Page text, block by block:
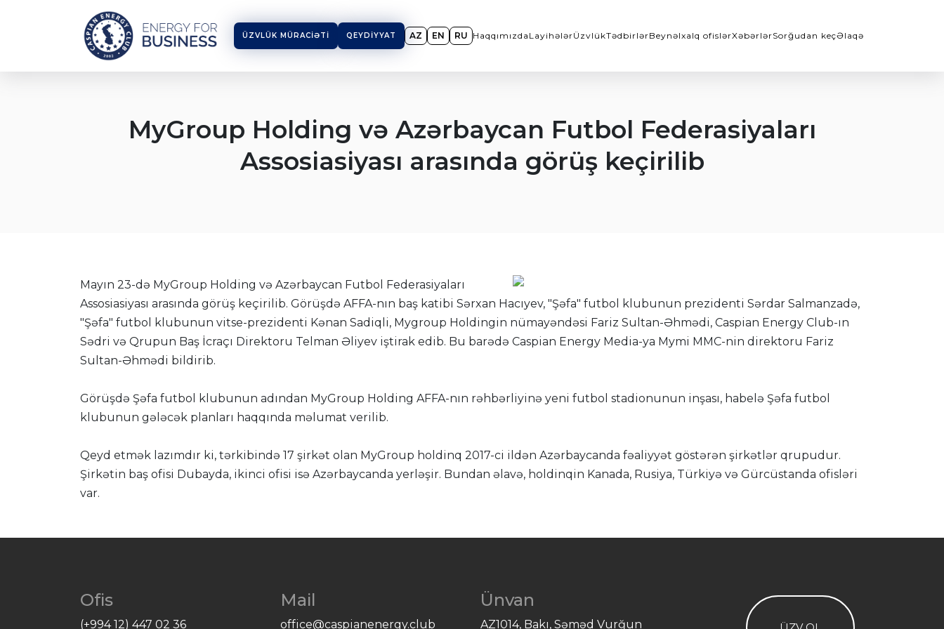
ÜZVLÜK MÜRACIƏTI QEYDIYYAT AZ EN RU Haqqımızda LayihələrÜzvlükTədbirlərBeynəlxalq ofislərXəbərlərSorğudan keçƏlaqə
MyGroup Holding və Azərbaycan Futbol Federasiyaları
Assosiasiyası arasında görüş keçirilib
Mayın 23-də MyGroup Holding və Azərbaycan Futbol Federasiyaları
Assosiasiyası arasında görüş keçirilib. Görüşdə AFFA-nın baş katibi Sərxan Hacıyev, "Şəfa" futbol klubunun prezidenti Sərdar Salmanzadə,
"Şəfa" futbol klubunun vitse-prezidenti Kənan Sadiqli, Mygroup Holdingin nümayəndəsi Fariz Sultan-Əhmədi, Caspian Energy Club-ın
Sədri və Qrupun Baş İcraçı Direktoru Telman Əliyev iştirak edib. Bu barədə Caspian Energy Media-ya Mymi MMC-nin direktoru Fariz
Sultan-Əhmədi bildirib.
Görüşdə Şəfa futbol klubunun adından MyGroup Holding AFFA-nın rəhbərliyinə yeni futbol stadionunun inşası, habelə Şəfa futbol
klubunun gələcək planları haqqında məlumat verilib.
Qeyd etmək lazımdır ki, tərkibində 17 şirkət olan MyGroup holdinq 2017-ci ildən Azərbaycanda fəaliyyət göstərən şirkətlər qrupudur.
Şirkətin baş ofisi Dubayda, ikinci ofisi isə Azərbaycanda yerləşir. Bundan əlavə, holdinqin Kanada, Rusiya, Türkiyə və Gürcüstanda ofisləri
var.
Ofis
(+994 12) 447 02 36
Mail
office@caspianenergy.club
Ünvan
AZ1014, Bakı, Səməd Vurğun